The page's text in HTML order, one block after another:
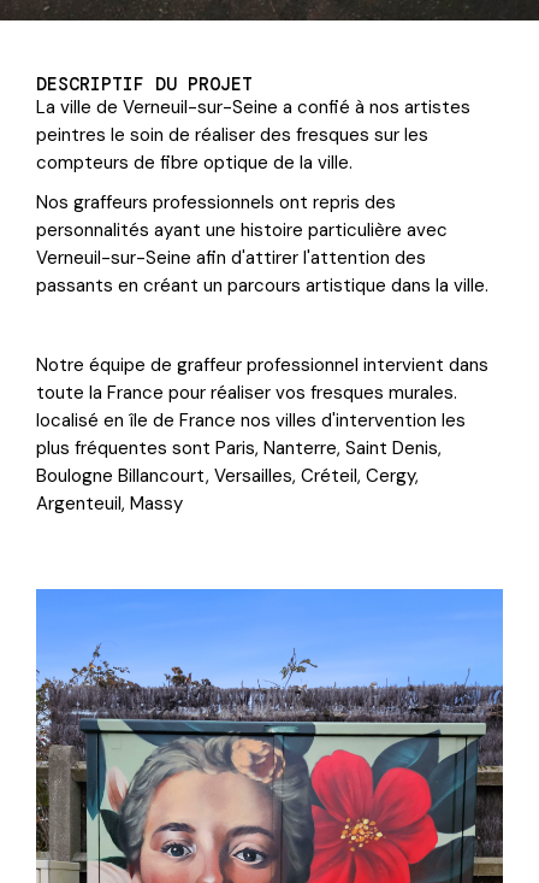
DESCRIPTIF DU PROJET
La ville de Verneuil-sur-Seine a confié à nos artistes
peintres le soin de réaliser des fresques sur les
compteurs de fibre optique de la ville.
Nos graffeurs professionnels ont repris des
personnalités ayant une histoire particulière avec
Verneuil-sur-Seine afin d'attirer l'attention des
passants en créant un parcours artistique dans la ville.
Notre équipe de graffeur professionnel intervient dans
toute la France pour réaliser vos fresques murales.
localisé en île de France nos villes d'intervention les
plus fréquentes sont Paris, Nanterre, Saint Denis,
Boulogne Billancourt, Versailles, Créteil, Cergy,
Argenteuil, Massy